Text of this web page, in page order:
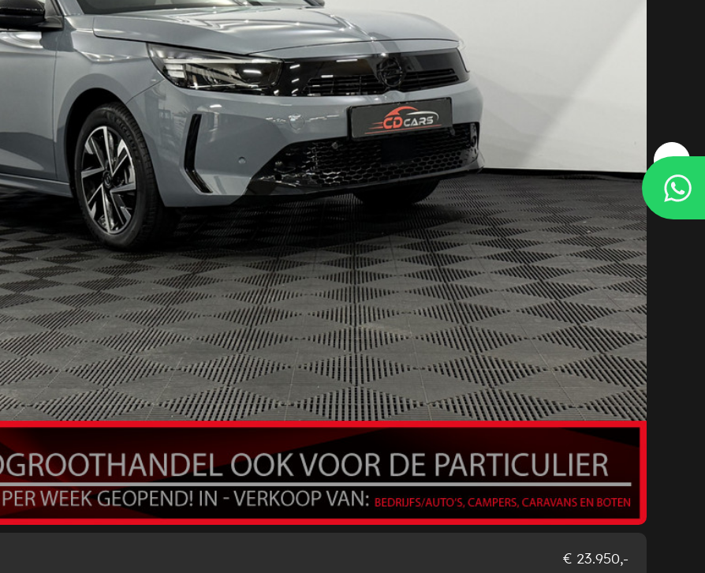
€ 23.950,-